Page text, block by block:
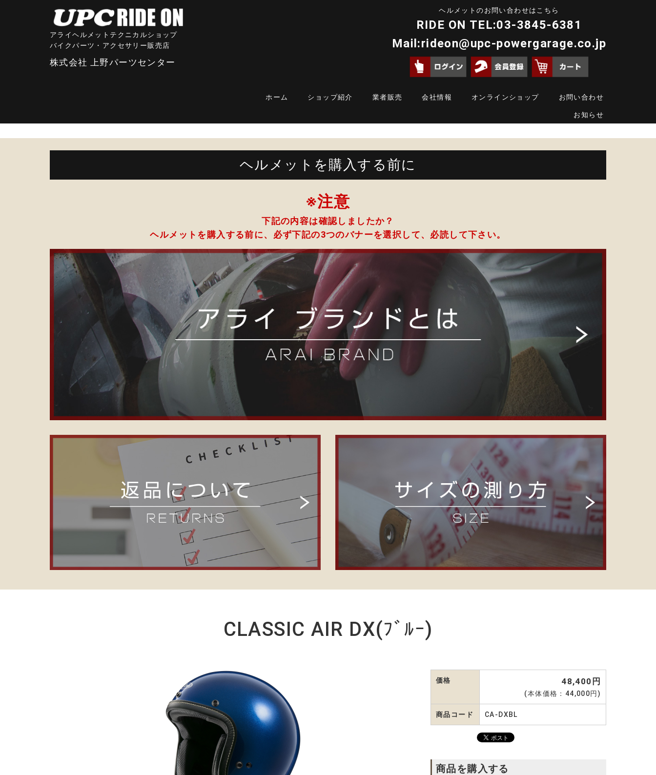
アライヘルメットテクニカルショップ
バイクパーツ・アクセサリー販売店
株式会社 上野パーツセンター
ヘルメットのお問い合わせはこちら
RIDE ON TEL:03-3845-6381
Mail:rideon@upc-powergarage.co.jp
ホーム ショップ紹介 業者販売 会社情報 オンラインショップ お問い合わせ
お知らせ
ヘルメットを購入する前に
※注意
下記の内容は確認しましたか？
ヘルメットを購入する前に、必ず下記の3つのバナーを選択して、 必読して下さい。
CLASSIC AIR DX(ﾌﾞﾙｰ)
価格 48,400円
(本体価格：44,000円)
商品コード CA-DXBL
商品を購入する